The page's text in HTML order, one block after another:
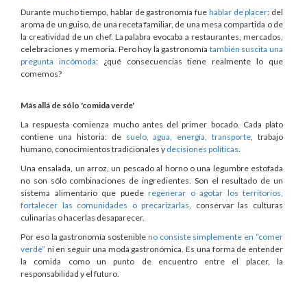
Durante mucho tiempo, hablar de gastronomía fue hablar de placer: del
aroma de un guiso, de una receta familiar, de una mesa compartida o de
la creatividad de un chef. La palabra evocaba a restaurantes, mercados,
celebraciones y memoria. Pero hoy la gastronomía también suscita una
pregunta incómoda: ¿qué consecuencias tiene realmente lo que
comemos?
Más allá de sólo 'comida verde'
La respuesta comienza mucho antes del primer bocado. Cada plato
contiene una historia: de suelo, agua, energía, transporte , trabajo
humano, conocimientos tradicionales y decisiones políticas
Una ensalada, un arroz, un pescado al horno o una legumbre estofada
no son sólo combinaciones de ingredientes. Son el resultado de un
sistema alimentario que puede regenerar o agotar los territorios,
fortalecer las comunidades o precarizarlas , conservar las culturas
culinarias o hacerlas desaparecer.
Por eso la gastronomía sostenible no consiste simplemente en “comer
verde” ni en seguir una moda gastronómica. Es una forma de entender
la comida como un punto de encuentro entre el placer, la
responsabilidad y el futuro.